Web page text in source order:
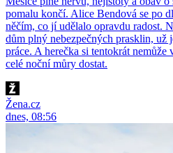
pomalu končí. Alice Bendová se po
něčím, co jí udělalo opravdu radost.
dům plný nebezpečných prasklin, už
práce. A herečka si tentokrát
celé noční můry dostat.
Žena.cz
dnes, 08:56